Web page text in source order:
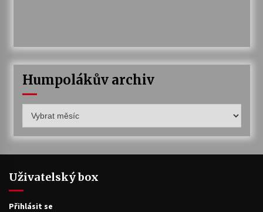
Humpolákův archiv
archiv
Uživatelský box
Přihlásit se